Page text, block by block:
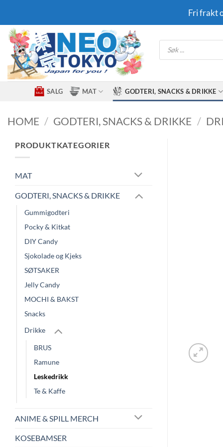
content
Fri frakt
Products
search
SALG MAT GODTERI, SNACKS & DRIKKE
HOME / GODTERI, SNACKS & DRIKKE /
PRODUKTKATEGORIER
MAT
GODTERI, SNACKS & DRIKKE
Gummigodteri
Pocky & Kitkat
DIY Candy
Sjokolade og Kjeks
SØTSAKER
Jelly Candy
MOCHI & BAKST
Snacks
Drikke
BRUS
Ramune
Leskedrikk
Te & Kaffe
ANIME & SPILL MERCH
KOSEBAMSER